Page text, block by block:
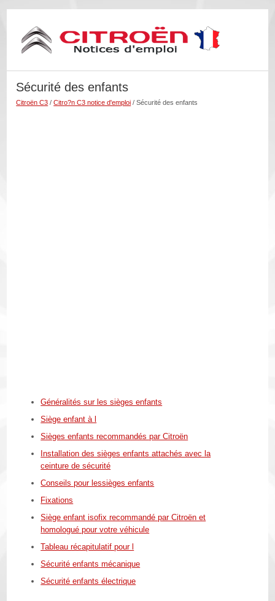
Sécurité des enfants
Citroën C3 /Citro?n C3 notice d'emploi / Sécurité des enfants
Généralités sur les sièges enfants
Siège enfant à l
Sièges enfants recommandés par Citroën
Installation des sièges enfants attachés avec la
ceinture de sécurité
Conseils pour lessièges enfants
Fixations
Siège enfant isofix recommandé par Citroën et
homologué pour votre véhicule
Tableau récapitulatif pour l
Sécurité enfants mécanique
Sécurité enfants électrique